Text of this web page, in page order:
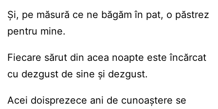
Și, pe măsură ce ne băgăm în pat, o păstrez
pentru mine.
Fiecare sărut din acea noapte este încărcat
cu dezgust de sine și dezgust.
Acei doisprezece ani de cunoaștere se